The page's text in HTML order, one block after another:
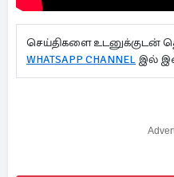
செய்திகளை உடனுக்குடன்
WHATSAPP CHANNEL இல்